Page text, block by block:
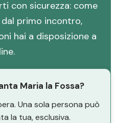
con sicurezza: come
primo incontro,
hai a disposizione a
Maria la Fossa?
Una sola persona può
la tua, esclusiva.